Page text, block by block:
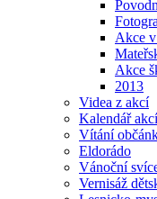
Akce
Akce
2013
Videa z akcí
Kalendář akcí
Vítání
Eldorádo
Vánoční
Vernisáž